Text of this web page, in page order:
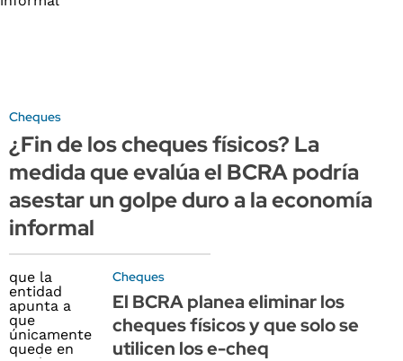
Cheques
¿Fin de los cheques físicos? La
medida que evalúa el BCRA podría
asestar un golpe duro a la economía
informal
Cheques
El BCRA planea eliminar los
cheques físicos y que solo se
utilicen los e-cheq